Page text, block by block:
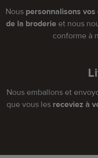
Nous personnalisons
de la broderieet nous
conforme à
Nous emballons et
que vous les receviez à